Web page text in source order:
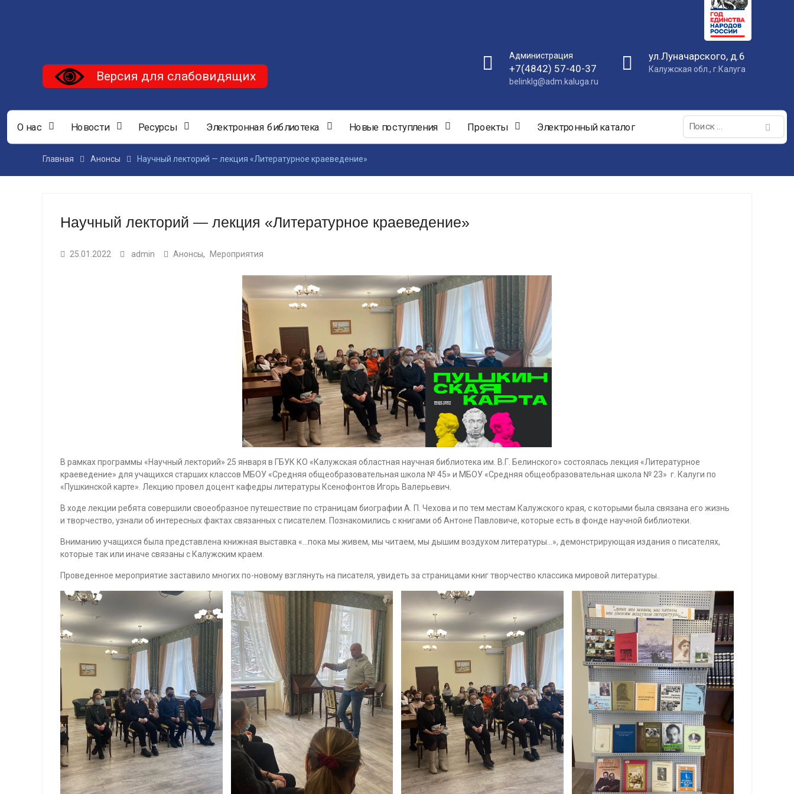
Администрация
+7(4842) 57-40-37
belinklg@adm.kaluga.ru
ул.Луначарского, д.6
Калужская обл., г.Калуга
Версия для слабовидящих
О нас Новости Ресурсы Электронная библиотека Новые поступления Проекты Электронный каталог
Поиск:
Главная Анонсы Научный лекторий — лекция «Литературное краеведение»
Научный лекторий — лекция «Литературное краеведение»
25.01.2022 admin Анонсы, Мероприятия
В рамках программы «Научный лекторий» 25 января в ГБУК КО «Калужская областная научная библиотека им. В.Г. Белинского» состоялась лекция «Литературное
краеведение» для учащихся старших классов МБОУ «Средняя общеобразовательная школа № 45» и МБОУ «Средняя общеобразовательная школа № 23» г. Калуги по
«Пушкинской карте». Лекцию провел доцент кафедры литературы Ксенофонтов Игорь Валерьевич.
В ходе лекции ребята совершили своеобразное путешествие по страницам биографии А. П. Чехова и по тем местам Калужского края, с которыми была связана его жизнь
и творчество, узнали об интересных фактах связанных с писателем. Познакомились с книгами об Антоне Павловиче, которые есть в фонде научной библиотеки.
Вниманию учащихся была представлена книжная выставка «…пока мы живем, мы читаем, мы дышим воздухом литературы…», демонстрирующая издания о писателях,
которые так или иначе связаны с Калужским краем.
Проведенное мероприятие заставило многих по-новому взглянуть на писателя, увидеть за страницами книг творчество классика мировой литературы.